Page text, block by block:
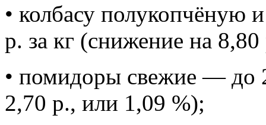
• колбасу
р. за кг (снижение на
• помидоры свежие — до
2,70 р., или 1,09 %);